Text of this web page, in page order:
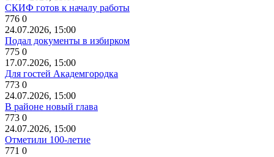
СКИФ готов к началу работы
776 0
24.07.2026, 15:00
Подал документы в избирком
775 0
17.07.2026, 15:00
Для гостей Академгородка
773 0
24.07.2026, 15:00
В районе новый глава
773 0
24.07.2026, 15:00
Отметили 100-летие
771 0